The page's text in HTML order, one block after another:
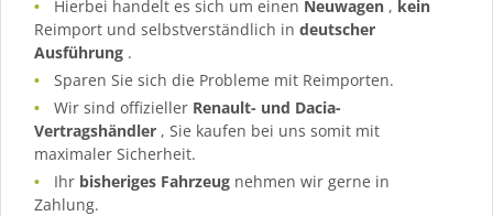
Hierbei handelt es sich um einen Neuwagen , kein
Reimport und selbstverständlich in deutscher
Ausführung .
Sparen Sie sich die Probleme mit Reimporten.
Wir sind offizieller Renault- und Dacia-
Vertragshändler , Sie kaufen bei uns somit mit
maximaler Sicherheit.
Ihr bisheriges Fahrzeug nehmen wir gerne in
Zahlung.